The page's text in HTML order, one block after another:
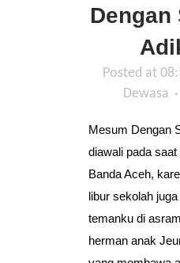
Dengan
Posted at
Dewasa
Mesum Dengan
diawali pada
Banda Aceh,
libur sekolah
temanku di
herman anak